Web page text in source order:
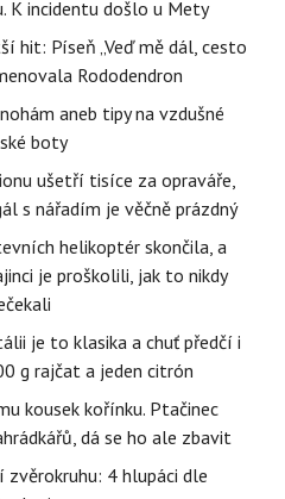
K incidentu došlo u Mety
hit: Píseň „Veď mě dál, cesto
Rododendron
aneb tipy na vzdušné
boty
ušetří tisíce za opraváře,
s nářadím je věčně prázdný
helikoptér skončila, a
je proškolili, jak to nikdy
je to klasika a chuť předčí i
g rajčat a jeden citrón
kousek kořínku. Ptačinec
dá se ho ale zbavit
4 hlupáci dle